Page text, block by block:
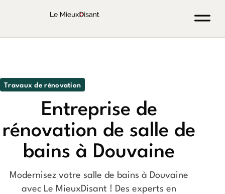
Travaux de rénovation
Entreprise de
rénovation de salle de
bains à Douvaine
Modernisez votre salle de bains à Douvaine
avec Le MieuxDisant ! Des experts en